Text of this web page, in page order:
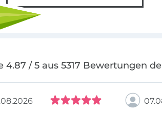
4.87 / 5 aus 5317 Bewertungen